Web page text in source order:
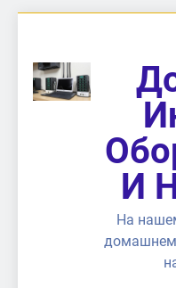
содержимому
И
На
домашнем